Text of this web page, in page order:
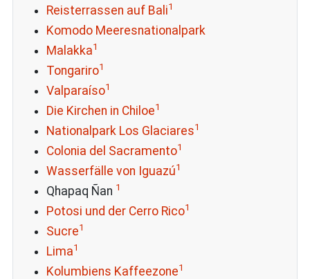
Reisterrassen auf Bali1
Komodo Meeresnationalpark
Malakka1
Tongariro1
Valparaíso1
Die Kirchen in Chiloe1
Nationalpark Los Glaciares1
Colonia del Sacramento1
Wasserfälle von Iguazú1
Qhapaq Ñan 1
Potosi und der Cerro Rico1
Sucre1
Lima1
Kolumbiens Kaffeezone1